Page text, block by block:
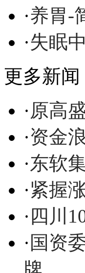
·养胃-
·失眠
更多新闻
·原高
·资金
·东软
·紧握
· 四川
· 国资
牌